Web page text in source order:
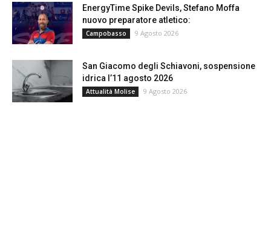
EnergyTime Spike Devils, Stefano Moffa
nuovo preparatore atletico:
Campobasso 9 Agosto 2026
San Giacomo degli Schiavoni, sospensione
idrica l’11 agosto 2026
Attualità Molise 9 Agosto 2026